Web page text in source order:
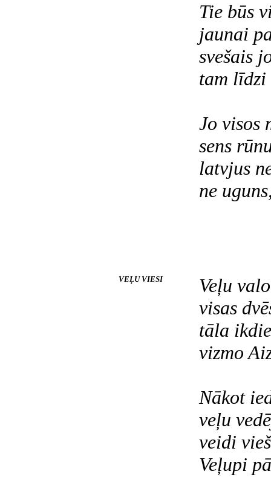
Tie būs
jaunai
svešais
tam līdzi
Jo visos
sens
latvjus
ne
VEĻU VIESI
Veļu
visas
tāla
vizmo
Nākot
veļu
veidi
Veļupi